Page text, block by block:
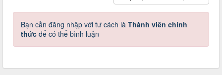
Bạn cần đăng nhập với tư cách là Thành viên chính
thức để có thể bình luận